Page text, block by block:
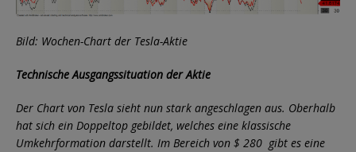
Bild: Wochen-Chart der Tesla-Aktie
Technische Ausgangssituation der Aktie
Der Chart von Tesla sieht nun stark angeschlagen aus. Oberhalb
hat sich ein Doppeltop gebildet, welches eine klassische
Umkehrformation darstellt. Im Bereich von $ 280 gibt es eine